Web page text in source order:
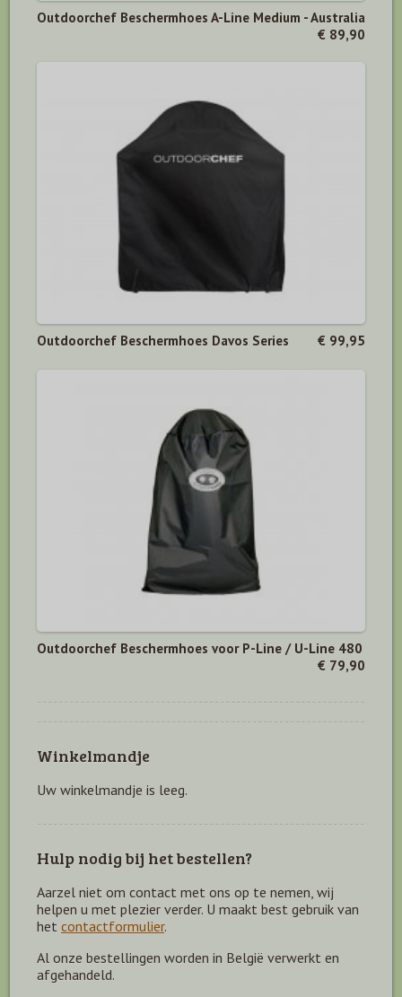
Outdoorchef Beschermhoes A-Line Medium - Australia
€ 89,90
Outdoorchef Beschermhoes Davos Series € 99,95
Outdoorchef Beschermhoes voor P-Line / U-Line 480
€ 79,90
Winkelmandje
Uw winkelmandje is leeg.
Hulp nodig bij het bestellen?
Aarzel niet om contact met ons op te nemen, wij
helpen u met plezier verder. U maakt best gebruik van
het contactformulier.
Al onze bestellingen worden in België verwerkt en
afgehandeld.